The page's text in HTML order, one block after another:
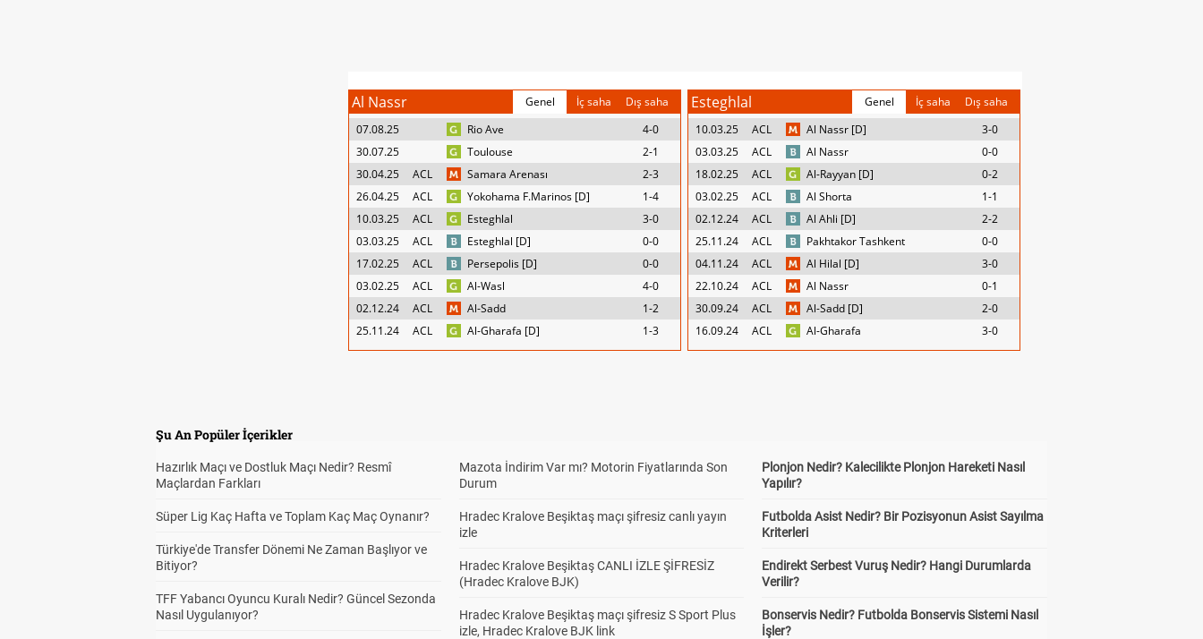
Al Nassr Genel İç saha
Dış saha
07.08.25
Rio Ave
4-0
30.07.25
Toulouse
2-1
30.04.25
ACL Samara Arenası
2-3
26.04.25
ACL Yokohama F.Marinos [D]
1-4
10.03.25
ACL Esteghlal
3-0
03.03.25
ACL Esteghlal [D]
0-0
17.02.25
ACL Persepolis [D]
0-0
03.02.25
ACL Al-Wasl
4-0
02.12.24
ACL Al-Sadd
1-2
25.11.24
ACL Al-Gharafa [D] 1-3
Esteghlal Genel İç saha
Dış saha
10.03.25
ACL Al Nassr [D]
3-0
03.03.25
ACL Al Nassr
0-0
18.02.25
ACL Al-Rayyan [D]
0-2
03.02.25
ACL Al Shorta
1-1
02.12.24
ACL Al Ahli [D]
2-2
25.11.24
ACL Pakhtakor Tashkent
0-0
04.11.24
ACL Al Hilal [D]
3-0
22.10.24
ACL Al Nassr
0-1
30.09.24
ACL Al-Sadd [D]
2-0
16.09.24
ACL Al-Gharafa 3-0
Şu An Popüler İçerikler
Hazırlık Maçı ve Dostluk Maçı Nedir? Resmî
Maçlardan Farkları
Süper Lig Kaç Hafta ve Toplam Kaç Maç Oynanır?
Türkiye'de Transfer Dönemi Ne Zaman Başlıyor ve
Bitiyor?
TFF Yabancı Oyuncu Kuralı Nedir? Güncel Sezonda
Nasıl Uygulanıyor?
Mazota İndirim Var mı? Motorin Fiyatlarında Son
Durum
Hradec Kralove Beşiktaş maçı şifresiz canlı yayın
izle
Hradec Kralove Beşiktaş CANLI İZLE ŞİFRESİZ
(Hradec Kralove BJK)
Hradec Kralove Beşiktaş maçı şifresiz S Sport Plus
izle, Hradec Kralove BJK link
Plonjon Nedir? Kalecilikte Plonjon Hareketi Nasıl
Yapılır?
Futbolda Asist Nedir? Bir Pozisyonun Asist Sayılma
Kriterleri
Endirekt Serbest Vuruş Nedir? Hangi Durumlarda
Verilir?
Bonservis Nedir? Futbolda Bonservis Sistemi Nasıl
İşler?